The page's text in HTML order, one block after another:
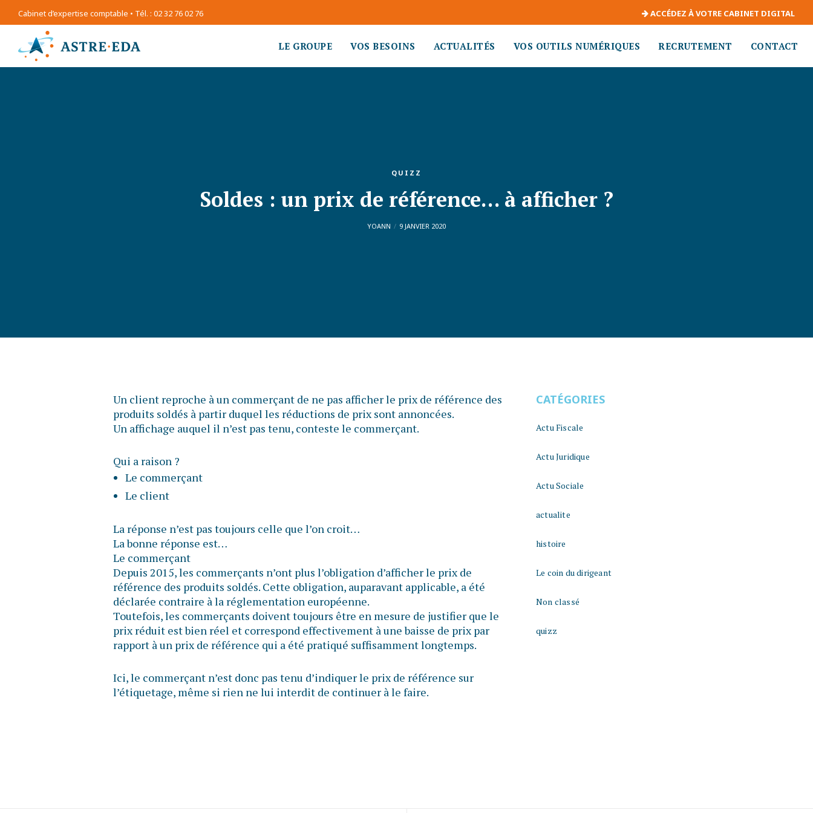
Cabinet d’expertise comptable • Tél. : 02 32 76 02 76 ACCÉDEZ À VOTRE CABINET DIGITAL
LE GROUPE VOS BESOINS ACTUALITÉS VOS OUTILS NUMÉRIQUES RECRUTEMENT CONTACT
QUIZZ
Soldes : un prix de référence… à afficher ?
YOANN 9 JANVIER 2020
Un client reproche à un commerçant de ne pas afficher le prix de référence des
produits soldés à partir duquel les réductions de prix sont annoncées.
Un affichage auquel il n’est pas tenu, conteste le commerçant.
Qui a raison ?
Le commerçant
Le client
La réponse n’est pas toujours celle que l’on croit…
La bonne réponse est…
Le commerçant
Depuis 2015, les commerçants n’ont plus l’obligation d’afficher le prix de
référence des produits soldés. Cette obligation, auparavant applicable, a été
déclarée contraire à la réglementation européenne.
Toutefois, les commerçants doivent toujours être en mesure de justifier que le
prix réduit est bien réel et correspond effectivement à une baisse de prix par
rapport à un prix de référence qui a été pratiqué suffisamment longtemps.
Ici, le commerçant n’est donc pas tenu d’indiquer le prix de référence sur
l’étiquetage, même si rien ne lui interdit de continuer à le faire.
CATÉGORIES
Actu Fiscale
Actu Juridique
Actu Sociale
actualite
histoire
Le coin du dirigeant
Non classé
quizz